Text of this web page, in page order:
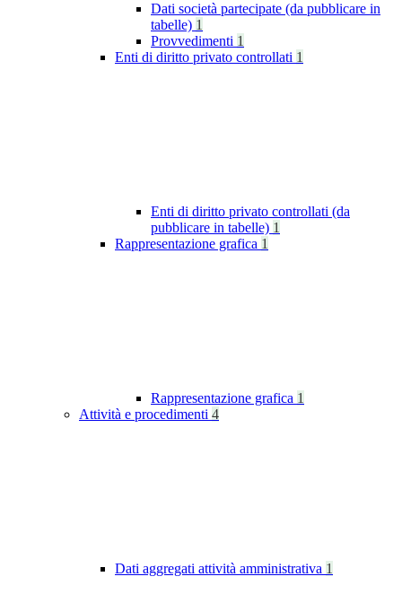
Dati società partecipate (da pubblicare in
tabelle) 1
Provvedimenti 1
Enti di diritto privato controllati 1
Enti di diritto privato controllati (da
pubblicare in tabelle) 1
Rappresentazione grafica 1
Rappresentazione grafica 1
Attività e procedimenti 4
Dati aggregati attività amministrativa 1